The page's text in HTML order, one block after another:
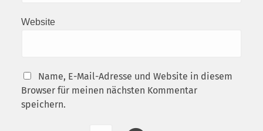
Website
Name, E-Mail-Adresse und Website in diesem
Browser für meinen nächsten Kommentar
speichern.